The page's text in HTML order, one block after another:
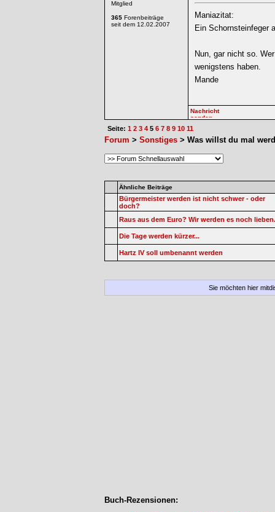
Mitglied
365 Forenbeiträge
seit dem 12.02.2007
Maniazitat:
Ein Schornsteinfeger
Nun, gar nicht so.
wenigstens haben.
Mande
Seite: 1 2 3 4 5 6 7 8 9 10 11
Forum > Sonstiges > Was willst du mal
Ähnliche Beiträge
Bürgermeister werden ist nicht schwer - oder
doch?
Raus aus dem Euro? Wir werden es noch lieben.
Die Tage werden kürzer...
Hartz IV soll umbenannt werden
Sie möchten hier
Buch-Rezensionen: